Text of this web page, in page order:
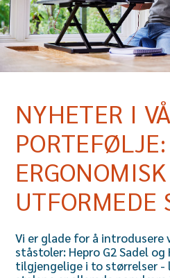
NYHETER I
PORTEFØLJE:
ERGONOMISK
UTFORMEDE
Vi er glade for å introdusere
ståstoler: Hepro G2 Sadel og
tilgjengelige i to størrelser -